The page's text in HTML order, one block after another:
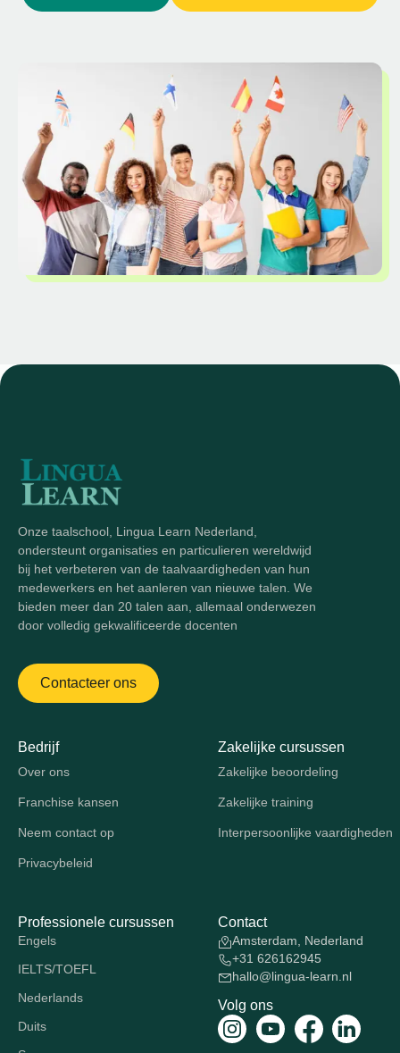
Onze taalschool, Lingua Learn Nederland,
ondersteunt organisaties en particulieren wereldwijd
bij het verbeteren van de taalvaardigheden van hun
medewerkers en het aanleren van nieuwe talen. We
bieden meer dan 20 talen aan, allemaal onderwezen
door volledig gekwalificeerde docenten
Contacteer ons
Bedrijf
Over ons
Franchise kansen
Neem contact op
Privacybeleid
Zakelijke cursussen
Zakelijke beoordeling
Zakelijke training
Interpersoonlijke vaardigheden
Professionele cursussen
Engels
IELTS/TOEFL
Nederlands
Duits
Contact
Amsterdam, Nederland
+31 626162945
hallo@lingua-learn.nl
Volg ons